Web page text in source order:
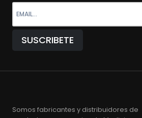
Somos fabricantes y distribuidores de